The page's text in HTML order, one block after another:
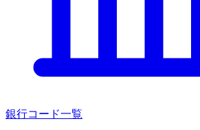
銀行コード一覧